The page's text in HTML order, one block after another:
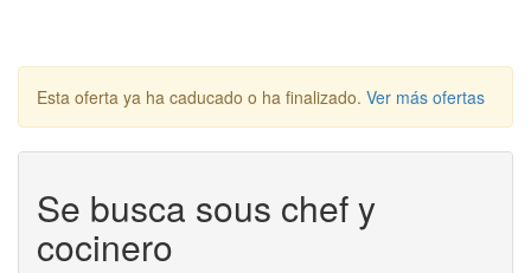
Esta oferta ya ha caducado o ha finalizado. Ver más ofertas
Se busca sous chef y
cocinero